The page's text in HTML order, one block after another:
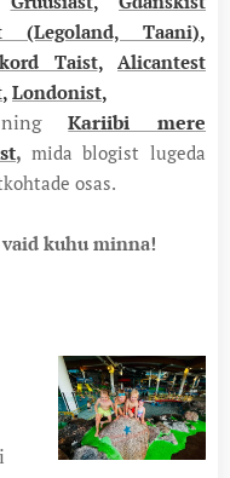
(Legoland, Taani),
Taist, Alicantest
, Londonist,
ningKariibi mere
, mida blogist lugeda
osas.
kuhu minna!